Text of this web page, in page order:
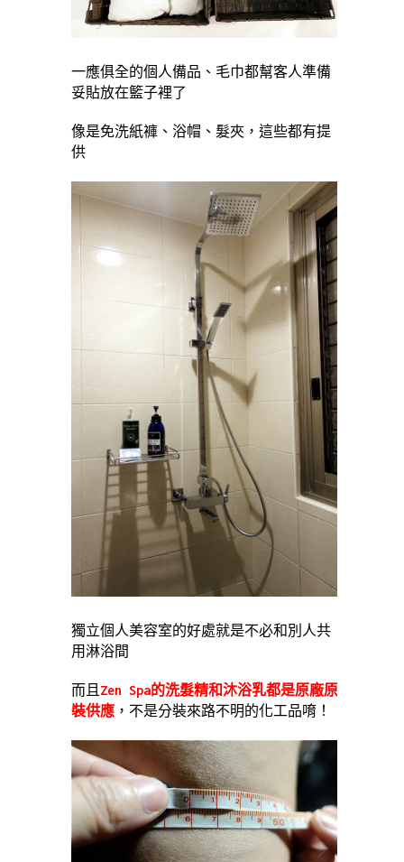
一應俱全的個人備品、毛巾都幫客人準備
妥貼放在籃子裡了
像是免洗紙褲、浴帽、髮夾，這些都有提
供
獨立個人美容室的好處就是不必和別人共
用淋浴間
而且 Zen Spa的洗髮精和沐浴乳都是原廠原
裝供應 ，不是分裝來路不明的化工品唷！